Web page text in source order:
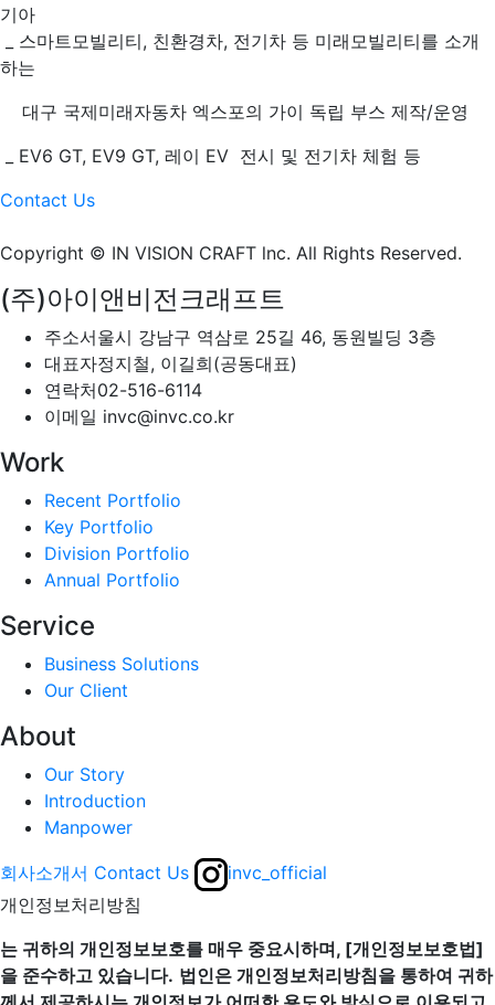
기아
_ 스마트모빌리티, 친환경차, 전기차 등 미래모빌리티를 소개
하는
대구 국제미래자동차 엑스포의 가이 독립 부스 제작/운영
_ EV6 GT, EV9 GT, 레이 EV 전시 및 전기차 체험 등
Contact Us
Copyright © IN VISION CRAFT lnc. All Rights Reserved.
(주)아이앤비전크래프트
주소서울시 강남구 역삼로 25길 46, 동원빌딩 3층
대표자정지철, 이길희(공동대표)
연락처02-516-6114
이메일 invc@invc.co.kr
Work
Recent Portfolio
Key Portfolio
Division Portfolio
Annual Portfolio
Service
Business Solutions
Our Client
About
Our Story
Introduction
Manpower
회사소개서 Contact Us
invc_official
개인정보처리방침
는 귀하의 개인정보보호를 매우 중요시하며, [개인정보보호법]
을 준수하고 있습니다. 법인은 개인정보처리방침을 통하여 귀하